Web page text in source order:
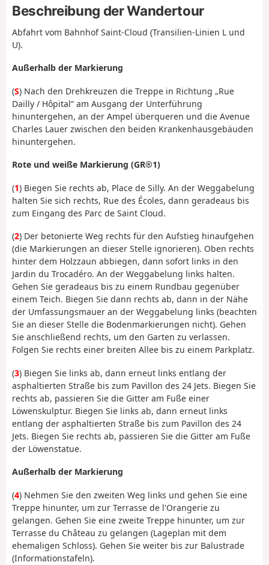
Beschreibung der Wandertour
Abfahrt vom Bahnhof Saint-Cloud (Transilien-Linien L und
U).
Außerhalb der Markierung
(S) Nach den Drehkreuzen die Treppe in Richtung „Rue
Dailly / Hôpital“ am Ausgang der Unterführung
hinuntergehen, an der Ampel überqueren und die Avenue
Charles Lauer zwischen den beiden Krankenhausgebäuden
hinuntergehen.
Rote und weiße Markierung (GR®1)
(1) Biegen Sie rechts ab, Place de Silly. An der Weggabelung
halten Sie sich rechts, Rue des Écoles, dann geradeaus bis
zum Eingang des Parc de Saint Cloud.
(2) Der betonierte Weg rechts für den Aufstieg hinaufgehen
(die Markierungen an dieser Stelle ignorieren). Oben rechts
hinter dem Holzzaun abbiegen, dann sofort links in den
Jardin du Trocadéro. An der Weggabelung links halten.
Gehen Sie geradeaus bis zu einem Rundbau gegenüber
einem Teich. Biegen Sie dann rechts ab, dann in der Nähe
der Umfassungsmauer an der Weggabelung links (beachten
Sie an dieser Stelle die Bodenmarkierungen nicht). Gehen
Sie anschließend rechts, um den Garten zu verlassen.
Folgen Sie rechts einer breiten Allee bis zu einem Parkplatz.
(3) Biegen Sie links ab, dann erneut links entlang der
asphaltierten Straße bis zum Pavillon des 24 Jets. Biegen Sie
rechts ab, passieren Sie die Gitter am Fuße einer
Löwenskulptur. Biegen Sie links ab, dann erneut links
entlang der asphaltierten Straße bis zum Pavillon des 24
Jets. Biegen Sie rechts ab, passieren Sie die Gitter am Fuße
der Löwenstatue.
Außerhalb der Markierung
(4) Nehmen Sie den zweiten Weg links und gehen Sie eine
Treppe hinunter, um zur Terrasse de l'Orangerie zu
gelangen. Gehen Sie eine zweite Treppe hinunter, um zur
Terrasse du Château zu gelangen (Lageplan mit dem
ehemaligen Schloss). Gehen Sie weiter bis zur Balustrade
(Informationstafeln).